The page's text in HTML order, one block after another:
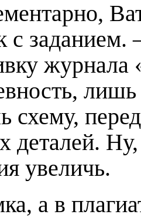
с
журнала
схему,
деталей.
увеличь.
а в